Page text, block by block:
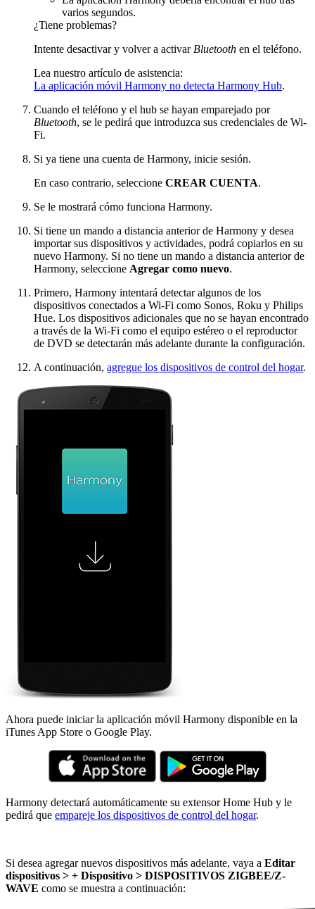
varios segundos.
¿Tiene problemas?
Intente desactivar y volver a activar Bluetooth en el teléfono.
Lea nuestro artículo de asistencia:
La aplicación móvil Harmony no detecta Harmony Hub.
Cuando el teléfono y el hub se hayan emparejado por
Bluetooth, se le pedirá que introduzca sus credenciales de Wi-
Fi.
Si ya tiene una cuenta de Harmony, inicie sesión.
En caso contrario, seleccione CREAR CUENTA.
Se le mostrará cómo funciona Harmony.
Si tiene un mando a distancia anterior de Harmony y desea
importar sus dispositivos y actividades, podrá copiarlos en su
nuevo Harmony. Si no tiene un mando a distancia anterior de
Harmony, seleccione Agregar como nuevo.
Primero, Harmony intentará detectar algunos de los
dispositivos conectados a Wi-Fi como Sonos, Roku y Philips
Hue. Los dispositivos adicionales que no se hayan encontrado
a través de la Wi-Fi como el equipo estéreo o el reproductor
de DVD se detectarán más adelante durante la configuración.
A continuación, agregue los dispositivos de control del hogar.
Ahora puede iniciar la aplicación móvil Harmony disponible en la
iTunes App Store o Google Play.
Harmony detectará automáticamente su extensor Home Hub y le
pedirá que empareje los dispositivos de control del hogar.
Si desea agregar nuevos dispositivos más adelante, vaya a Editar
dispositivos > + Dispositivo > DISPOSITIVOS ZIGBEE/Z-
WAVE como se muestra a continuación: